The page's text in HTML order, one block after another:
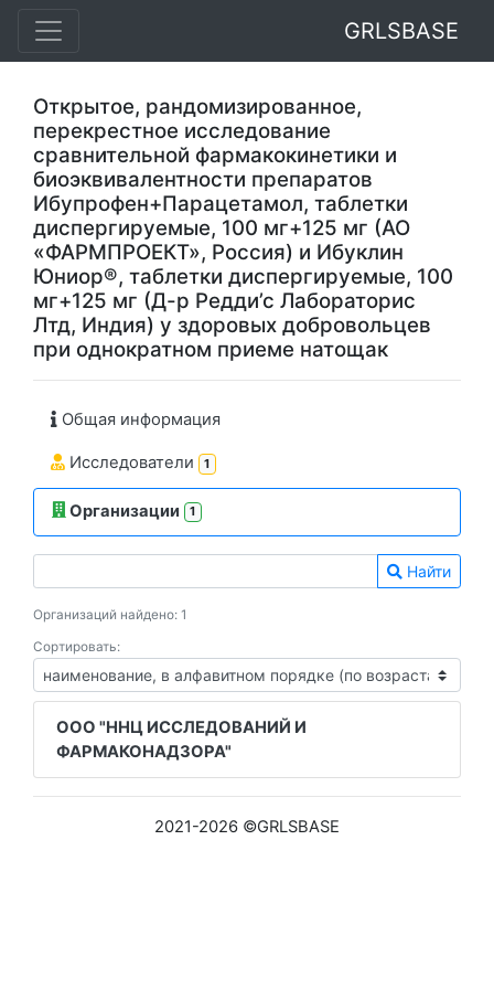
GRLSBASE
Открытое, рандомизированное,
перекрестное исследование
сравнительной фармакокинетики и
биоэквивалентности препаратов
Ибупрофен+Парацетамол, таблетки
диспергируемые, 100 мг+125 мг (АО
«ФАРМПРОЕКТ», Россия) и Ибуклин
Юниор®, таблетки диспергируемые, 100
мг+125 мг (Д-р Редди’с Лабораторис
Лтд, Индия) у здоровых добровольцев
при однократном приеме натощак
Общая информация
Исследователи 1
Организации 1
Найти
Организаций найдено: 1
Сортировать:
ООО "ННЦ ИССЛЕДОВАНИЙ И
ФАРМАКОНАДЗОРА"
2021-2026 ©GRLSBASE